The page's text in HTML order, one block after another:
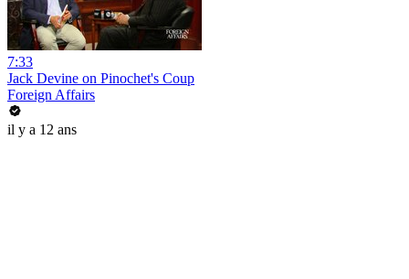
7:33
Jack Devine on Pinochet's Coup
Foreign Affairs
il y a 12 ans